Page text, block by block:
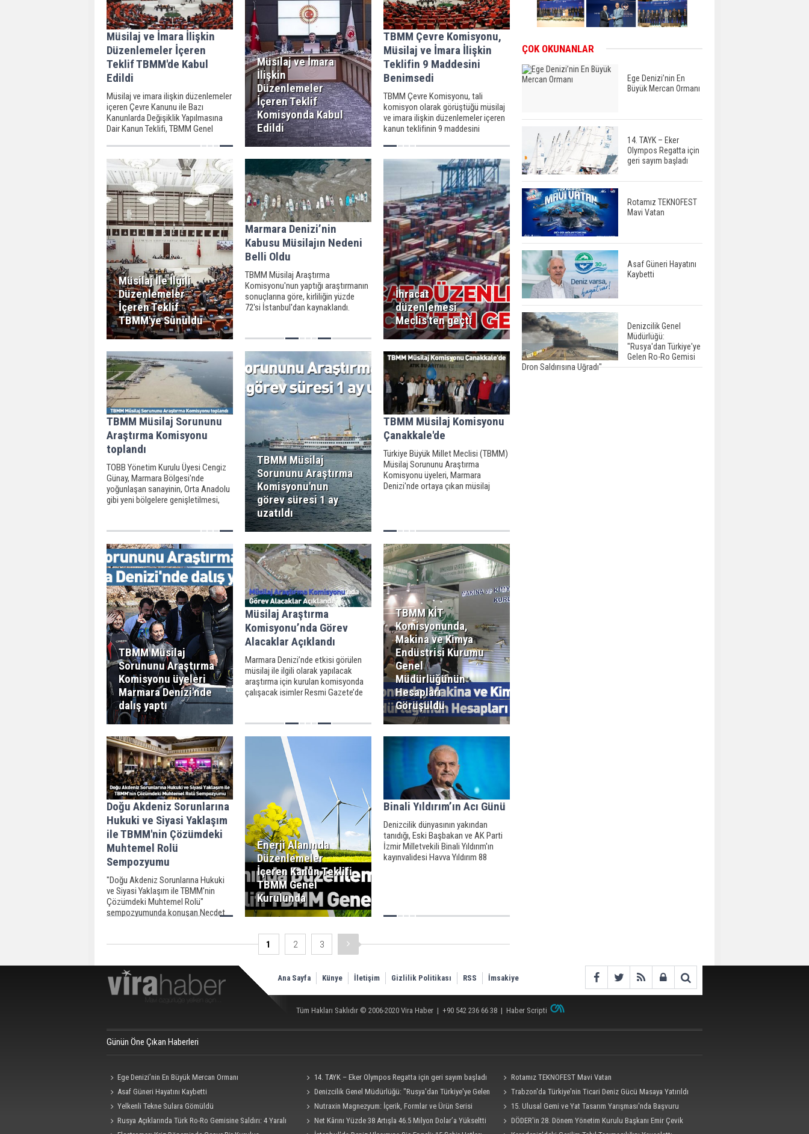
Müsilaj ve İmara İlişkin
Düzenlemeler İçeren
Teklif TBMM'de Kabul
Edildi
Müsilaj ve imara ilişkin düzenlemeler
içeren Çevre Kanunu ile Bazı
Kanunlarda Değişiklik Yapılmasına
Dair Kanun Teklifi, TBMM Genel
Müsilaj ve İmara
İlişkin
Düzenlemeler
İçeren Teklif
Komisyonda Kabul
Edildi
TBMM Çevre Komisyonu,
Müsilaj ve İmara İlişkin
Teklifin 9 Maddesini
Benimsedi
TBMM Çevre Komisyonu, tali
komisyon olarak görüştüğü müsilaj
ve imara ilişkin düzenlemeler içeren
kanun teklifinin 9 maddesini
Müsilaj İle İlgili
Düzenlemeler
İçeren Teklif
TBMM'ye Sunuldu
Marmara Denizi’nin
Kabusu Müsilajın Nedeni
Belli Oldu
TBMM Müsilaj Araştırma
Komisyonu'nun yaptığı araştırmanın
sonuçlarına göre, kirliliğin yüzde
72'si İstanbul'dan kaynaklandı.
İhracat
düzenlemesi
Meclis'ten geçti
TBMM Müsilaj Sorununu
Araştırma Komisyonu
toplandı
TOBB Yönetim Kurulu Üyesi Cengiz
Günay, Marmara Bölgesi'nde
yoğunlaşan sanayinin, Orta Anadolu
gibi yeni bölgelere genişletilmesi,
konumlandırılması gerektiğini
söyledi.
TBMM Müsilaj
Sorununu Araştırma
Komisyonu'nun
görev süresi 1 ay
uzatıldı
TBMM Müsilaj Komisyonu
Çanakkale'de
Türkiye Büyük Millet Meclisi (TBMM)
Müsilaj Sorununu Araştırma
Komisyonu üyeleri, Marmara
Denizi'nde ortaya çıkan müsilaj
TBMM Müsilaj
Sorununu Araştırma
Komisyonu üyeleri
Marmara Denizi'nde
dalış yaptı
Müsilaj Araştırma
Komisyonu’nda Görev
Alacaklar Açıklandı
Marmara Denizi’nde etkisi görülen
müsilaj ile ilgili olarak yapılacak
araştırma için kurulan komisyonda
çalışacak isimler Resmi Gazete’de
TBMM KİT
Komisyonunda,
Makina ve Kimya
Endüstrisi Kurumu
Genel
Müdürlüğünün
Hesapları
Görüşüldü
Doğu Akdeniz Sorunlarına
Hukuki ve Siyasi Yaklaşım
ile TBMM'nin Çözümdeki
Muhtemel Rolü
Sempozyumu
"Doğu Akdeniz Sorunlarına Hukuki
ve Siyasi Yaklaşım ile TBMM'nin
Çözümdeki Muhtemel Rolü"
sempozyumunda konuşan Necdet
dedi.
Enerji Alanında
Düzenlemeler
İçeren Kanun Teklifi
TBMM Genel
Kurulunda
Binali Yıldırım’ın Acı Günü
Denizcilik dünyasının yakından
tanıdığı, Eski Başbakan ve AK Parti
İzmir Milletvekili Binali Yıldırım'ın
kayınvalidesi Havva Yıldırım 88
1 2 3
ÇOK OKUNANLAR
Ege Denizi’nin En
Büyük Mercan Ormanı
14. TAYK – Eker
Olympos Regatta için
geri sayım başladı
Rotamız TEKNOFEST
Mavi Vatan
Asaf Güneri Hayatını
Kaybetti
Denizcilik Genel
Müdürlüğü:
"Rusya'dan Türkiye'ye
Gelen Ro-Ro Gemisi
Dron Saldırısına Uğradı"
Ana Sayfa Künye İletişim Gizlilik Politikası RSS İmsakiye
Tüm Hakları Saklıdır © 2006-2020 Vira Haber | +90 542 236 66 38 | Haber Scripti
Günün Öne Çıkan Haberleri
Ege Denizi’nin En Büyük Mercan Ormanı 14. TAYK – Eker Olympos Regatta için geri sayım başladı
Rotamız TEKNOFEST Mavi Vatan
Asaf Güneri Hayatını Kaybetti
Denizcilik Genel Müdürlüğü: "Rusya'dan Türkiye'ye Gelen
Ro-Ro Gemisi Dron Saldırısına Uğradı"
Trabzon'da Türkiye'nin Ticari Deniz Gücü Masaya Yatırıldı
Yelkenli Tekne Sulara Gömüldü
Nutraxin Magnezyum: İçerik, Formlar ve Ürün Serisi
Rehberi
15. Ulusal Gemi ve Yat Tasarım Yarışması'nda Başvuru
Süresi 4 Eylül'e Uzatıldı
Rusya Açıklarında Türk Ro-Ro Gemisine Saldırı: 4 Yaralı Net Kârını Yüzde 38 Artışla 46.5 Milyon Dolar’a Yükseltti
DÖDER'in 28. Dönem Yönetim Kurulu Başkanı Emir Çevik